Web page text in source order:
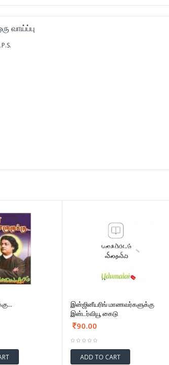
வாய்ப்பு
இன்ஜினீயரிங் மாணவர்களுக்கு
இன்டர்வியூ கைடு
90.00
ADD TO CART